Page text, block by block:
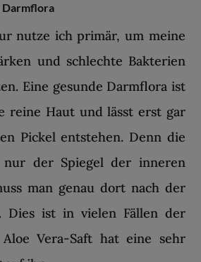
Darmflora
nutze ich primär, um meine
und schlechte Bakterien
Eine gesunde Darmflora ist
reine Haut und lässt erst gar
Pickel entstehen. Denn die
der Spiegel der inneren
man genau dort nach der
Dies ist in vielen Fällen der
Vera-Saft hat eine sehr